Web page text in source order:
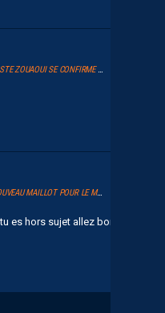
APRÈS L’ABANDON DE NANTES, LA PISTE ZOUAOUI SE CONFIRME À MONTPELLIER
“PAR AMOUR DE LA PAILLADE”, UN NOUVEAU MAILLOT POUR LE MHSC
es hors sujet allez bonne